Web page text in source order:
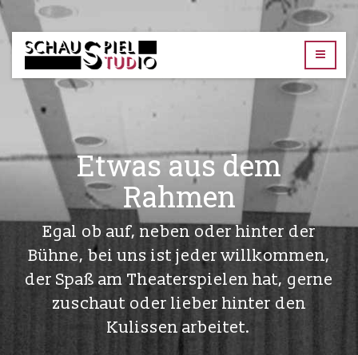
TUD-
Schauspielstudio
Etwas aus dem
Rahmen
Egal ob auf, neben oder hinter der
Bühne, bei uns ist jeder willkommen,
der Spaß am Theaterspielen hat, gerne
zuschaut oder lieber hinter den
Kulissen arbeitet.